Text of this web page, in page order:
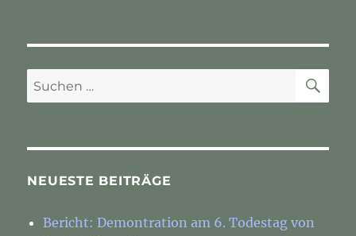
Suchen
nach:
NEUESTE BEITRÄGE
Bericht: Demontration am 6. Todestag von